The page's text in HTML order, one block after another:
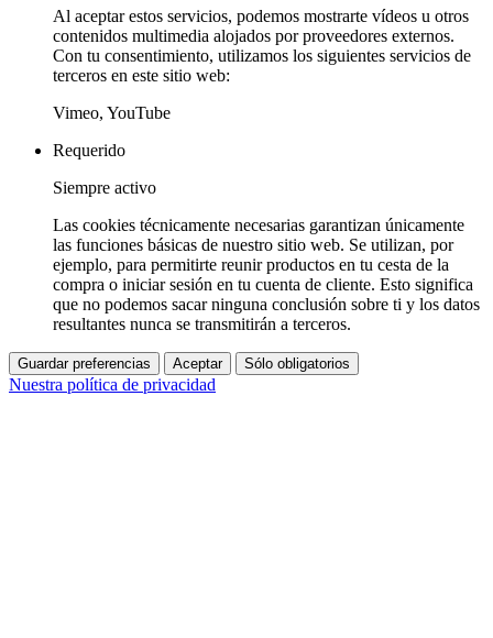
Al aceptar estos servicios, podemos mostrarte vídeos u otros
contenidos multimedia alojados por proveedores externos.
Con tu consentimiento, utilizamos los siguientes servicios de
terceros en este sitio web:
Vimeo, YouTube
Requerido
Siempre activo
Las cookies técnicamente necesarias garantizan únicamente
las funciones básicas de nuestro sitio web. Se utilizan, por
ejemplo, para permitirte reunir productos en tu cesta de la
compra o iniciar sesión en tu cuenta de cliente. Esto significa
que no podemos sacar ninguna conclusión sobre ti y los datos
resultantes nunca se transmitirán a terceros.
Guardar preferencias Aceptar Sólo obligatorios
Nuestra política de privacidad